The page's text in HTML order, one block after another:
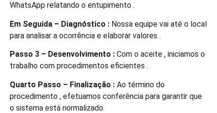
WhatsApp relatando o entupimento .
Em Seguida – Diagnóstico : Nossa equipe vai até o local
para analisar a ocorrência e elaborar valores .
Passo 3 – Desenvolvimento : Com o aceite , iniciamos o
trabalho com procedimentos eficientes .
Quarto Passo – Finalização : Ao término do
procedimento , efetuamos conferência para garantir que
o sistema está normalizado.